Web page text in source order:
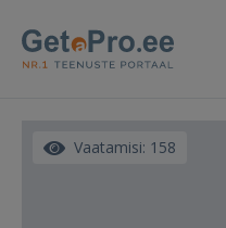
Vaatamisi: 158